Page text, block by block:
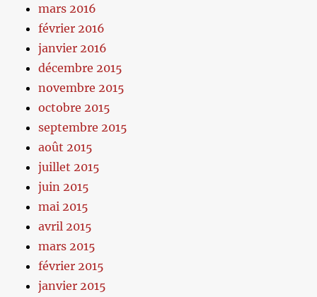
mars 2016
février 2016
janvier 2016
décembre 2015
novembre 2015
octobre 2015
septembre 2015
août 2015
juillet 2015
juin 2015
mai 2015
avril 2015
mars 2015
février 2015
janvier 2015